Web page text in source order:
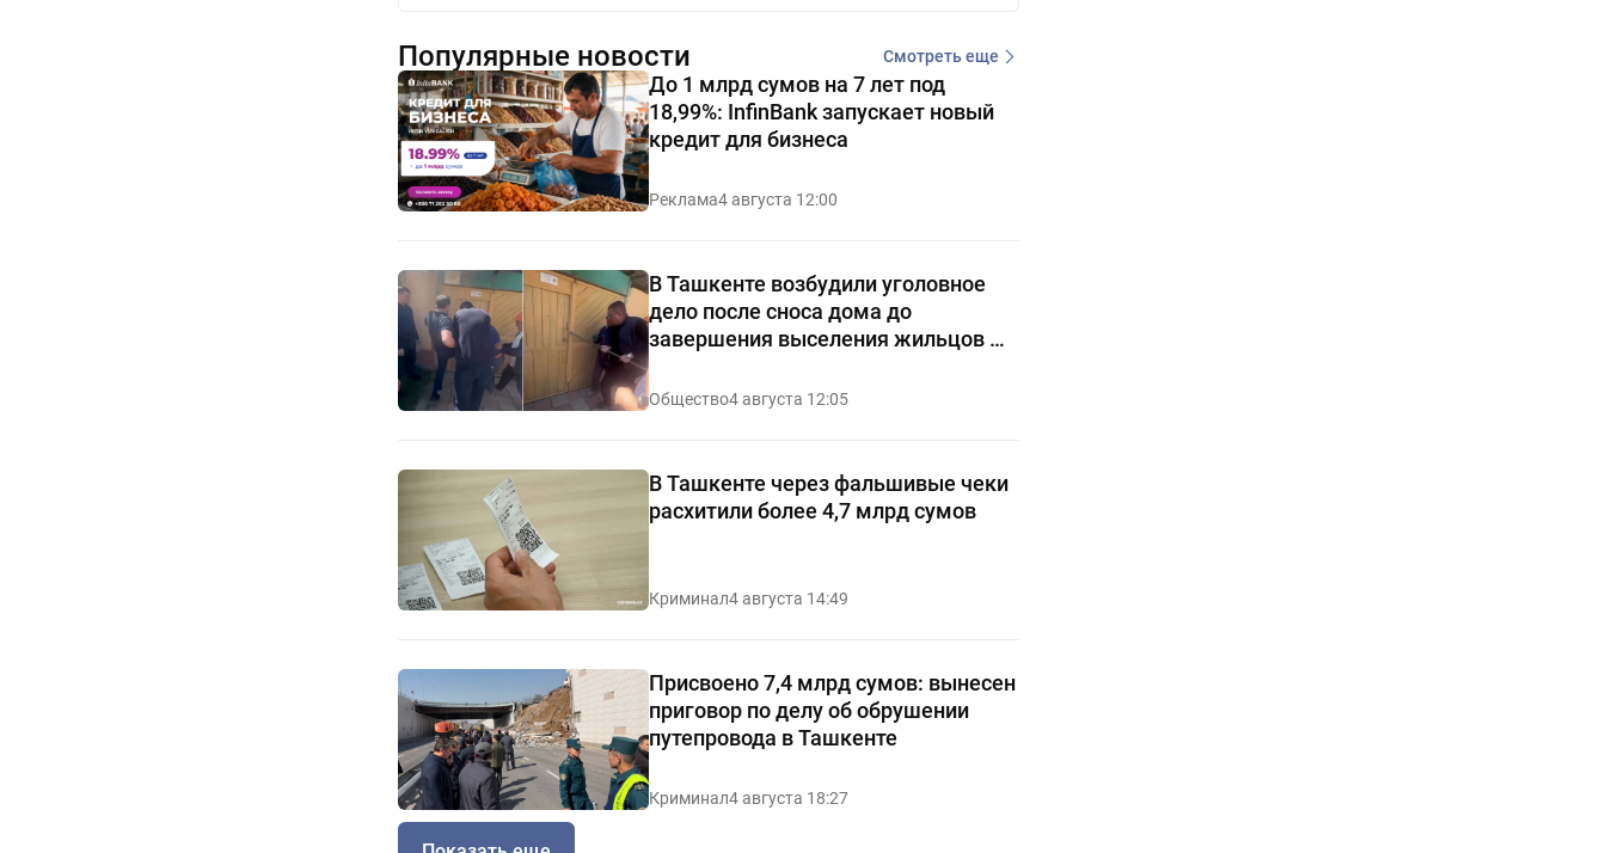
Популярные новости Смотреть еще
До 1 млрд сумов на 7 лет под
18,99%: InfinBank запускает новый
кредит для бизнеса
Реклама4 августа 12:00
В Ташкенте возбудили уголовное
дело после сноса дома до
завершения выселения жильцов —
видео
Общество4 августа 12:05
В Ташкенте через фальшивые чеки
расхитили более 4,7 млрд сумов
Криминал4 августа 14:49
Присвоено 7,4 млрд сумов: вынесен
приговор по делу об обрушении
путепровода в Ташкенте
Криминал4 августа 18:27